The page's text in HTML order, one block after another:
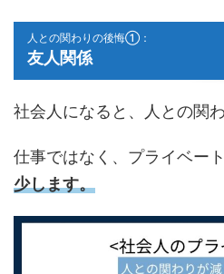
人との関わりの後悔①：
友人関係
社会人になると、人との関
仕事ではなく、プライベート
少します。